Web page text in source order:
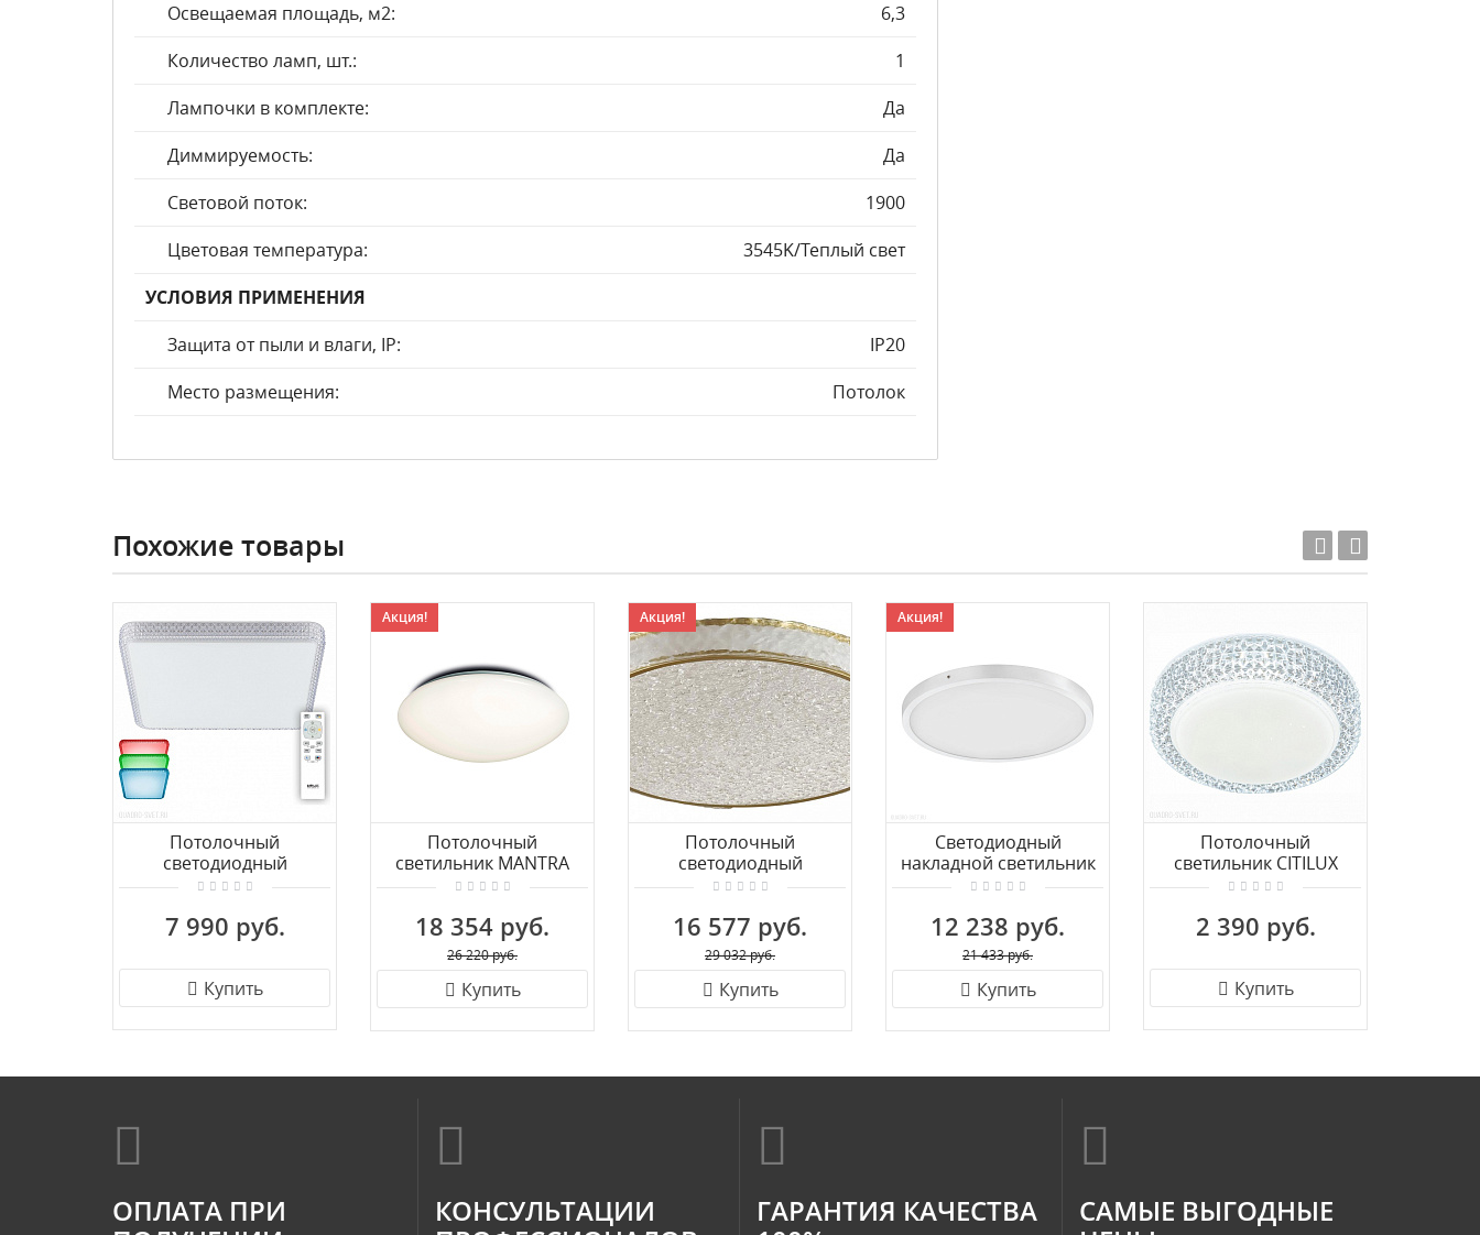
Освещаемая площадь, м2:
6,3
Количество ламп, шт.:
1
Лампочки в комплекте:
Да
Диммируемость:
Да
Световой поток:
1900
Цветовая температура:
3545K/Теплый свет
УСЛОВИЯ ПРИМЕНЕНИЯ
Защита от пыли и влаги, IP:
IP20
Место размещения:
Потолок
Похожие товары
Потолочный
светодиодный
светильник CITILUX
7 990 руб.
Купить
Акция!
Потолочный
светильник MANTRA
ZERO 6055
18 354 руб.
26 220 руб.
Купить
Акция!
Потолочный
светодиодный
светильник СОНЕКС
16 577 руб.
29 032 руб.
Купить
Акция!
Cветодиодный
накладной светильник
EGLO FUEVA 1 97262
12 238 руб.
21 433 руб.
Купить
Потолочный
светильник CITILUX
Альпина CL71812
2 390 руб.
Купить
ОПЛАТА ПРИ
КОНСУЛЬТАЦИИ
ГАРАНТИЯ КАЧЕСТВА
САМЫЕ ВЫГОДНЫЕ